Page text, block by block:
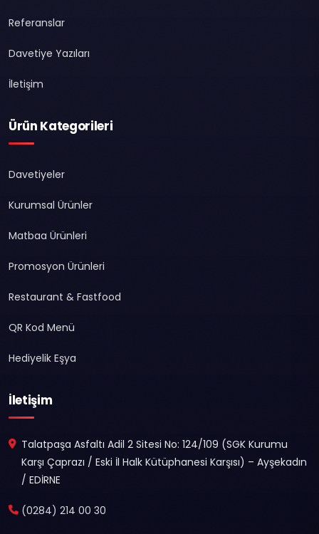
Referanslar
Davetiye Yazıları
İletişim
Ürün Kategorileri
Davetiyeler
Kurumsal Ürünler
Matbaa Ürünleri
Promosyon Ürünleri
Restaurant & Fastfood
QR Kod Menü
Hediyelik Eşya
İletişim
Talatpaşa Asfaltı Adil 2 Sitesi No: 124/109 (SGK Kurumu
Karşı Çaprazı / Eski İl Halk Kütüphanesi Karşısı) – Ayşekadın
/ EDİRNE
(0284) 214 00 30